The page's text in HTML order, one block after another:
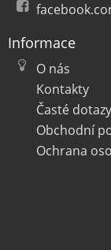
Informace
O nás
Kontakty
Časté dotazy
Obchodní
Ochrana